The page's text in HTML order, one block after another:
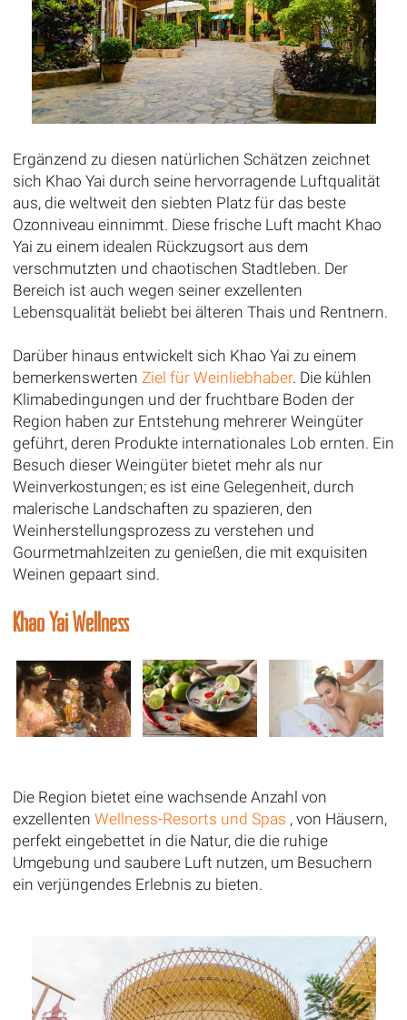
Ergänzend zu diesen natürlichen Schätzen zeichnet
sich Khao Yai durch seine hervorragende Luftqualität
aus, die weltweit den siebten Platz für das beste
Ozonniveau einnimmt. Diese frische Luft macht Khao
Yai zu einem idealen Rückzugsort aus dem
verschmutzten und chaotischen Stadtleben. Der
Bereich ist auch wegen seiner exzellenten
Lebensqualität beliebt bei älteren Thais und Rentnern.
Darüber hinaus entwickelt sich Khao Yai zu einem
bemerkenswerten Ziel für Weinliebhaber. Die kühlen
Klimabedingungen und der fruchtbare Boden der
Region haben zur Entstehung mehrerer Weingüter
geführt, deren Produkte internationales Lob ernten. Ein
Besuch dieser Weingüter bietet mehr als nur
Weinverkostungen; es ist eine Gelegenheit, durch
malerische Landschaften zu spazieren, den
Weinherstellungsprozess zu verstehen und
Gourmetmahlzeiten zu genießen, die mit exquisiten
Weinen gepaart sind.
Khao Yai Wellness
Die Region bietet eine wachsende Anzahl von
exzellenten Wellness-Resorts und Spas , von Häusern,
perfekt eingebettet in die Natur, die die ruhige
Umgebung und saubere Luft nutzen, um Besuchern
ein verjüngendes Erlebnis zu bieten.